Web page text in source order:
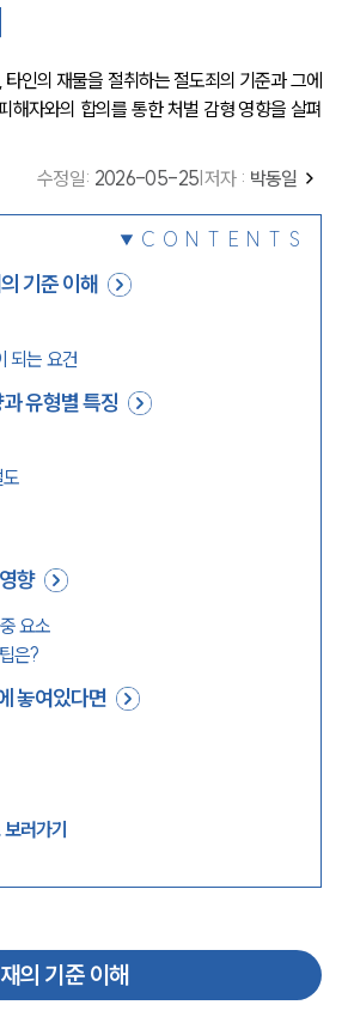
인의 재물을 절취하는 절도죄의 기준과 그에
해자와의 합의를 통한 처벌 감형 영향을 살펴
수정일: 2026-05-25 저자 : 박동일
CONTENTS
기준 이해
되는 요건
유형별 특징
향
요소
은?
놓여있다면
러가기
의 기준 이해